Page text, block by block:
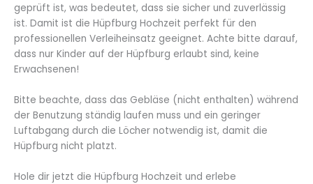
geprüft ist, was bedeutet, dass sie sicher und zuverlässig
ist. Damit ist die Hüpfburg Hochzeit perfekt für den
professionellen Verleiheinsatz geeignet. Achte bitte darauf,
dass nur Kinder auf der Hüpfburg erlaubt sind, keine
Erwachsenen!
Bitte beachte, dass das Gebläse (nicht enthalten) während
der Benutzung ständig laufen muss und ein geringer
Luftabgang durch die Löcher notwendig ist, damit die
Hüpfburg nicht platzt.
Hole dir jetzt die Hüpfburg Hochzeit und erlebe